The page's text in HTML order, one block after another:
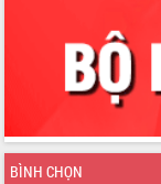
BÌNH CHỌN